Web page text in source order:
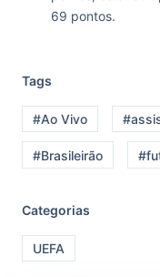
69 pontos.
Tags
#Ao Vivo
#Brasileirão
Categorias
UEFA